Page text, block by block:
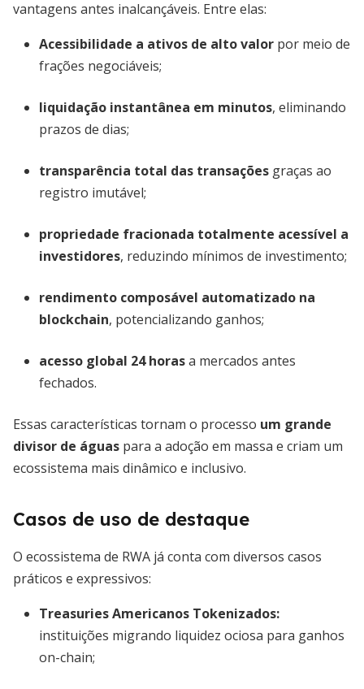
vantagens antes inalcançáveis. Entre elas:
Acessibilidade a ativos de alto valor por meio de
frações negociáveis;
liquidação instantânea em minutos, eliminando
prazos de dias;
transparência total das transações graças ao
registro imutável;
propriedade fracionada totalmente acessível a
investidores, reduzindo mínimos de investimento;
rendimento composável automatizado na
blockchain, potencializando ganhos;
acesso global 24 horasa mercados antes
fechados.
Essas características tornam o processo um grande
divisor de águas para a adoção em massa e criam um
ecossistema mais dinâmico e inclusivo.
Casos de uso de destaque
O ecossistema de RWA já conta com diversos casos
práticos e expressivos:
Treasuries Americanos Tokenizados:
instituições migrando liquidez ociosa para ganhos
on-chain;